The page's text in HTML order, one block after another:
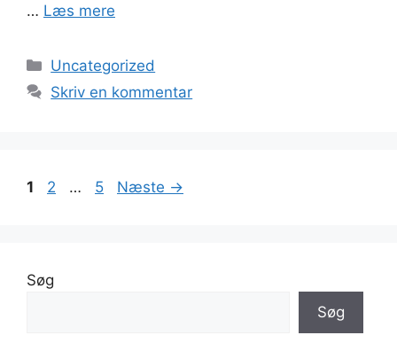
… Læs mere
Kategorier
Uncategorized
Skriv en kommentar
Side
1 Side
2 … Side
5 Næste →
Søg
Søg